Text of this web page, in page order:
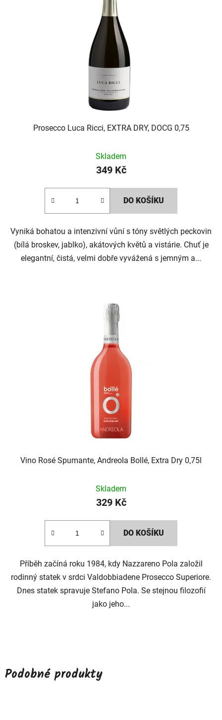
Prosecco Luca Ricci, EXTRA DRY, DOCG 0,75
Skladem
349 Kč
DO KOŠÍKU
Vyniká bohatou a intenzivní vůní s tóny světlých peckovin
(bílá broskev, jablko), akátových květů a vistárie. Chuť je
elegantní, čistá, velmi dobře vyvážená s jemným a...
Vino Rosé Spumante, Andreola Bollé, Extra Dry 0,75l
Skladem
329 Kč
DO KOŠÍKU
Příběh začíná roku 1984, kdy Nazzareno Pola založil
rodinný statek v srdci Valdobbiadene Prosecco Superiore.
Dnes statek spravuje Stefano Pola. Se stejnou filozofií
jako jeho...
Podobné produkty